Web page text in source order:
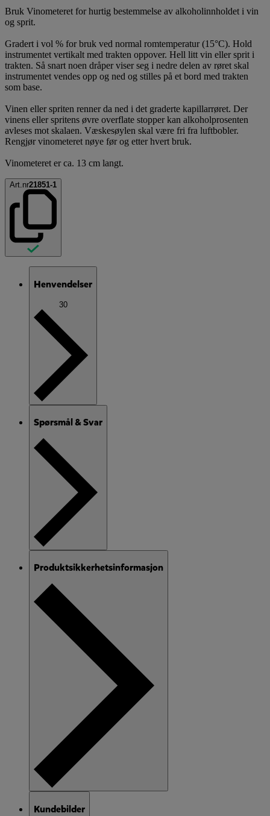
Bruk Vinometeret for hurtig bestemmelse av alkoholinnholdet i vin
og sprit.
Gradert i vol % for bruk ved normal romtemperatur (15°C). Hold
instrumentet vertikalt med trakten oppover. Hell litt vin eller sprit i
trakten. Så snart noen dråper viser seg i nedre delen av røret skal
instrumentet vendes opp og ned og stilles på et bord med trakten
som base.
Vinen eller spriten renner da ned i det graderte kapillarrøret. Der
vinens eller spritens øvre overflate stopper kan alkoholprosenten
avleses mot skalaen. Væskesøylen skal være fri fra luftbobler.
Rengjør vinometeret nøye før og etter hvert bruk.
Vinometeret er ca. 13 cm langt.
Art.nr21851-1
Henvendelser
30
Spørsmål & Svar
Produktsikkerhetsinformasjon
Kundebilder